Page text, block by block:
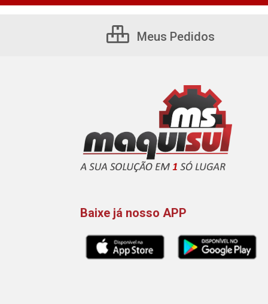
Meus Pedidos
Baixe já nosso APP